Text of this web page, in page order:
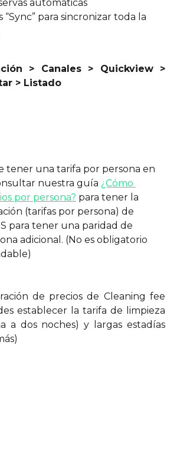
automáticas
“Sync” para sincronizar toda la
> Canales > Quickview >
> Listado
tener una tarifa por persona en
nuestra guía ¿Cómo
por persona? para tener la
(tarifas por persona) de
para tener una paridad de
adicional. (No es obligatorio
de precios de Cleaning fee
establecer la tarifa de limpieza
a dos noches) y largas estadías